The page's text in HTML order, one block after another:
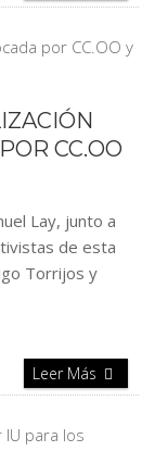
CC.OO
Lay, junto a
de esta
Torrijos y
Leer Más